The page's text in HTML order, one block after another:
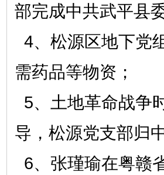
部完成中共武平县
4、松源区地下党
需药品等物资；
5、土地革命战争
导，松源党支部归
6、张瑾瑜在粤赣